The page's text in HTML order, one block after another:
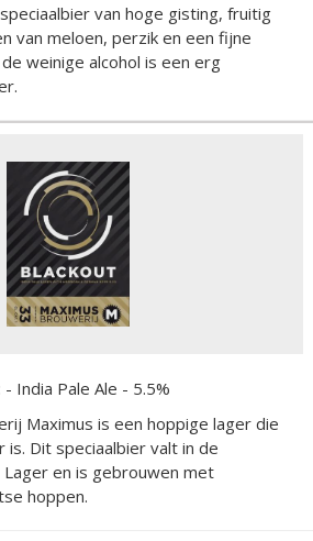
van hoge gisting, fruitig
van meloen, perzik en een fijne
weinige alcohol is een erg
- India Pale Ale - 5.5%
Maximus is een hoppige lager die
is. Dit speciaalbier valt in de
en is gebrouwen met
hoppen.